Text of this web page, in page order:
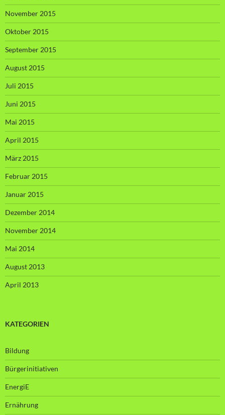
November 2015
Oktober 2015
September 2015
August 2015
Juli 2015
Juni 2015
Mai 2015
April 2015
März 2015
Februar 2015
Januar 2015
Dezember 2014
November 2014
Mai 2014
August 2013
April 2013
KATEGORIEN
Bildung
Bürgerinitiativen
EnergiE
Ernährung